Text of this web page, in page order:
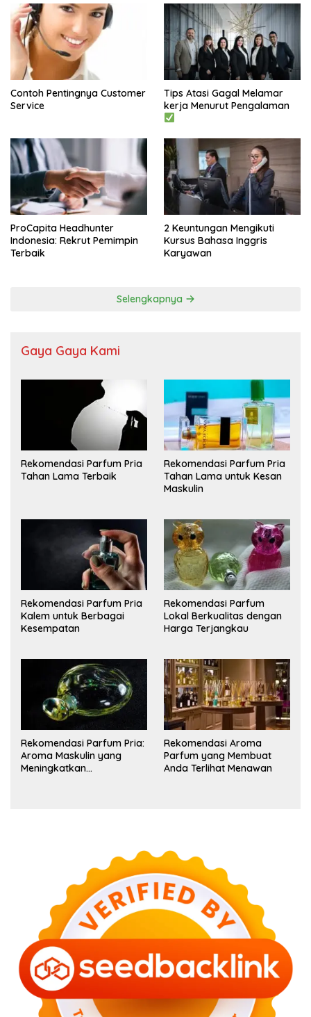
Contoh Pentingnya Customer
Service
Tips Atasi Gagal Melamar
kerja Menurut Pengalaman
ProCapita Headhunter
Indonesia: Rekrut Pemimpin
Terbaik
2 Keuntungan Mengikuti
Kursus Bahasa Inggris
Karyawan
Selengkapnya
Gaya Gaya Kami
Rekomendasi Parfum Pria
Tahan Lama Terbaik
Rekomendasi Parfum Pria
Tahan Lama untuk Kesan
Maskulin
Rekomendasi Parfum Pria
Kalem untuk Berbagai
Kesempatan
Rekomendasi Parfum
Lokal Berkualitas dengan
Harga Terjangkau
Rekomendasi Parfum Pria:
Aroma Maskulin yang
Meningkatkan
Rekomendasi Aroma
Parfum yang Membuat
Anda Terlihat Menawan